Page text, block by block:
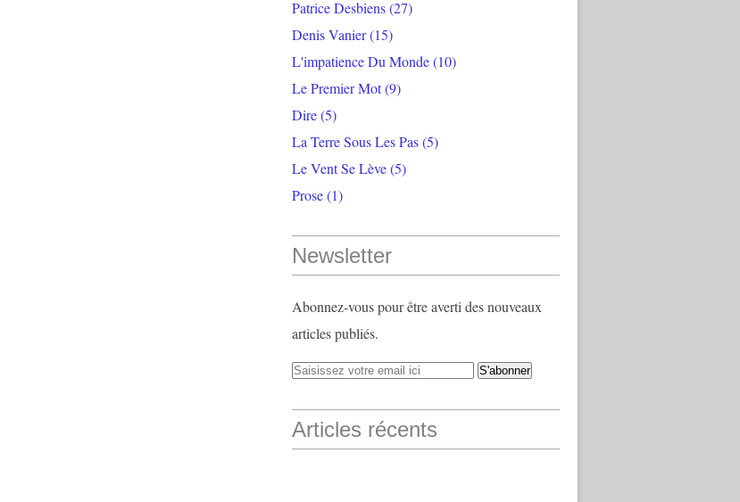
Patrice Desbiens(27)
Denis Vanier(15)
L'impatience Du Monde(10)
Le Premier Mot(9)
Dire(5)
La Terre Sous Les Pas(5)
Le Vent Se Lève(5)
Prose(1)
Newsletter
Abonnez-vous pour être averti des nouveaux
articles publiés.
Articles récents